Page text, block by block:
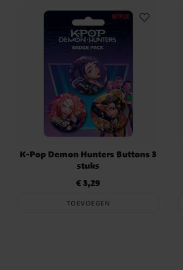
K-Pop Demon Hunters Buttons 3
stuks
Prijs:€ 3,29
€ 3,29
TOEVOEGEN